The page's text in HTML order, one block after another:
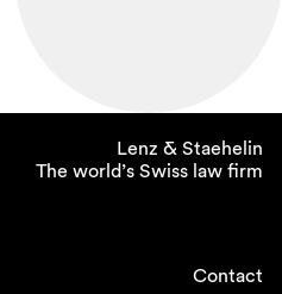
Lenz & Staehelin
The world’s Swiss law firm
Contact